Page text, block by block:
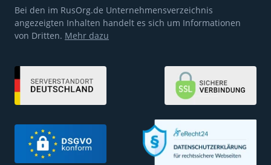
Bei den im RusOrg.de Unternehmensverzeichnis
angezeigten Inhalten handelt es sich um Informationen
von Dritten. Mehr dazu